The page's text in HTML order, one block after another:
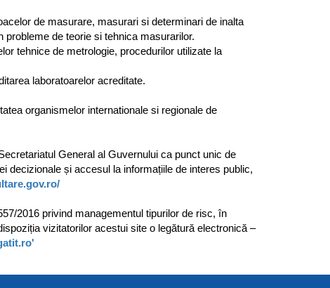
de masurare, masurari si determinari de inalta
de teorie si tehnica masurarilor.
tehnice de metrologie, procedurilor utilizate la
laboratoarelor acreditate.
organismelor internationale si regionale de
General al Guvernului ca punct unic de
decizionale și accesul la informațiile de interes public,
2016 privind managementul tipurilor de risc, în
vizitatorilor acestui site o legătură electronică –